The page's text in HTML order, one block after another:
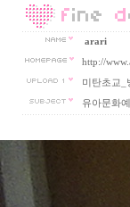
arari
http://
미탄초교_
유아문화